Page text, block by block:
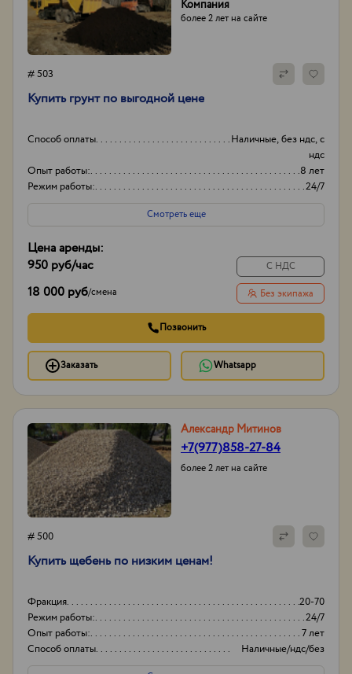
Компания
более 2 лет на сайте
# 503
​Купить грунт по выгодной цене
Способ оплаты
Наличные, без ндс, с
ндс
Опыт работы:
8 лет
Режим работы:
24/7
Смотреть еще
Цена аренды:
950 руб/час
18 000 руб/смена
С НДС
Без экипажа
Позвонить
Заказать Whatsapp
Александр Митинов
+7(977)858-27-84
более 2 лет на сайте
# 500
Купить щебень по низким ценам!
Фракция
20-70
Режим работы:
24/7
Опыт работы:
7 лет
Способ оплаты
Наличные/ндс/без
ндс